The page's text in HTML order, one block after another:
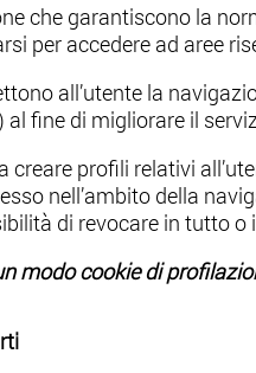
che garantiscono la
per accedere ad aree
all’utente la
fine di migliorare il
creare profili relativi
nell’ambito della
di revocare in tutto
modo cookie di